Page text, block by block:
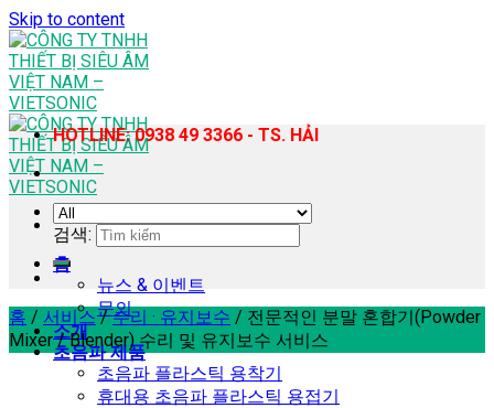
Skip to content
홈
뉴스 & 이벤트
문의
소개
초음파 제품
초음파 플라스틱 용착기
휴대용 초음파 플라스틱 용접기
HOTLINE: 0938 49 3366 - TS. HẢI
검색:
홈 / 서비스 / 수리 · 유지보수 / 전문적인 분말 혼합기(Powder
Mixer / Blender) 수리 및 유지보수 서비스